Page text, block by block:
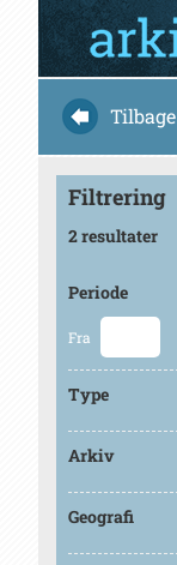
Tilbage
Filtrering
2 resultater
Periode
Fra
Type
Arkiv
Geografi